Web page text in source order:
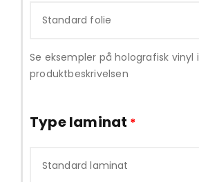
Se eksempler på holografisk vinyl i
produktbeskrivelsen
Type laminat *